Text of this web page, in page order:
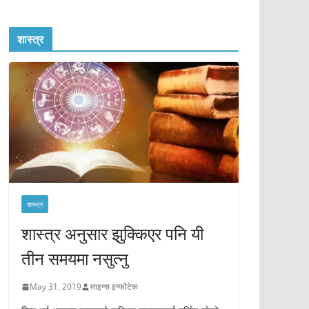
शास्त्र
शास्त्र
शास्त्र अनुसार झुक्किएर पनि यी
तीन समयमा नसुत्नु
May 31, 2019 साइन्स इन्फोटेक